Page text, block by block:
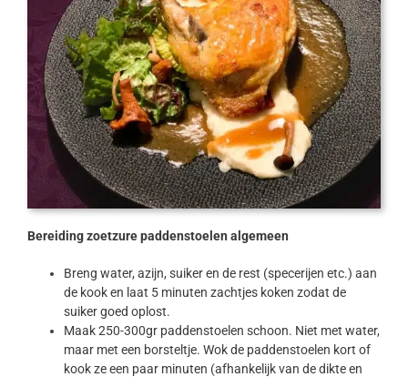
Bereiding zoetzure paddenstoelen algemeen
Breng water, azijn, suiker en de rest (specerijen etc.) aan
de kook en laat 5 minuten zachtjes koken zodat de
suiker goed oplost.
Maak 250-300gr paddenstoelen schoon. Niet met water,
maar met een borsteltje. Wok de paddenstoelen kort of
kook ze een paar minuten (afhankelijk van de dikte en